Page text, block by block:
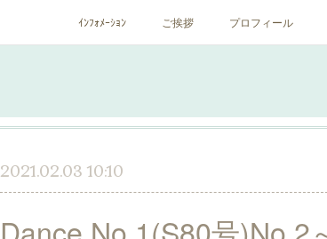
ｲﾝﾌｫﾒｰｼｮﾝ ご挨拶 プロフィール
2021.02.03 10:10